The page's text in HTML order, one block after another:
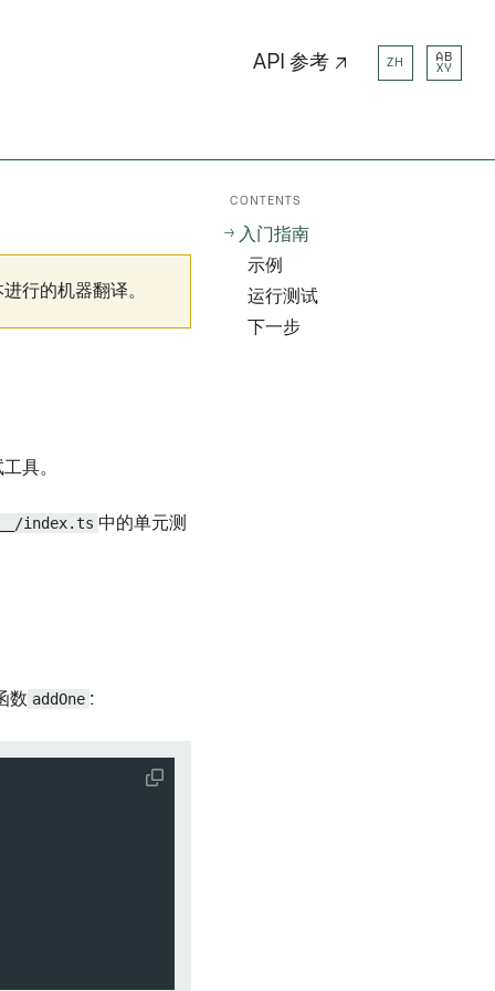
API 参考 ↗ ZH
AB
XY
行的机器翻译。
具。
index.ts 中的单元测
数 addOne :
CONTENTS
入门指南
示例
运行测试
下一步